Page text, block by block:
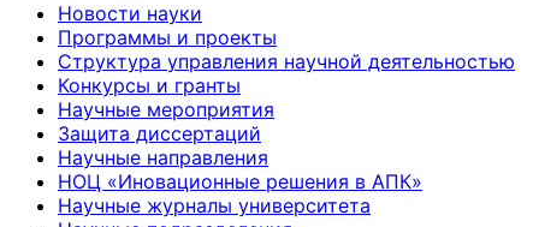
Новости науки
Программы и проекты
Структура управления научной деятельностью
Конкурсы и гранты
Научные мероприятия
Защита диссертаций
Научные направления
НОЦ «Иновационные решения в АПК»
Научные журналы университета